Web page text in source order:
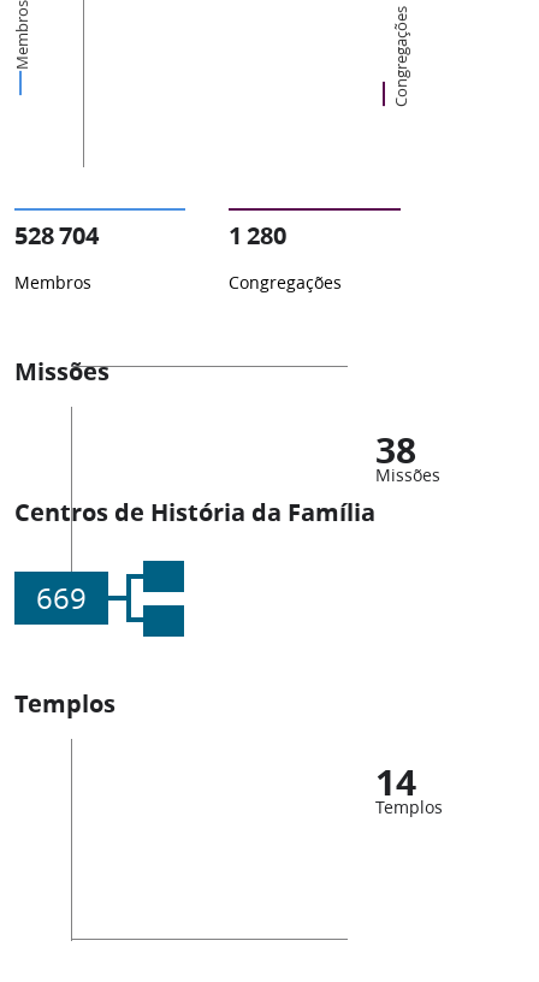
Membros Congregações
528 704
Membros
1 280
Congregações
Missões
38
Missões
Centros de História da Família
669
Templos
14
Templos